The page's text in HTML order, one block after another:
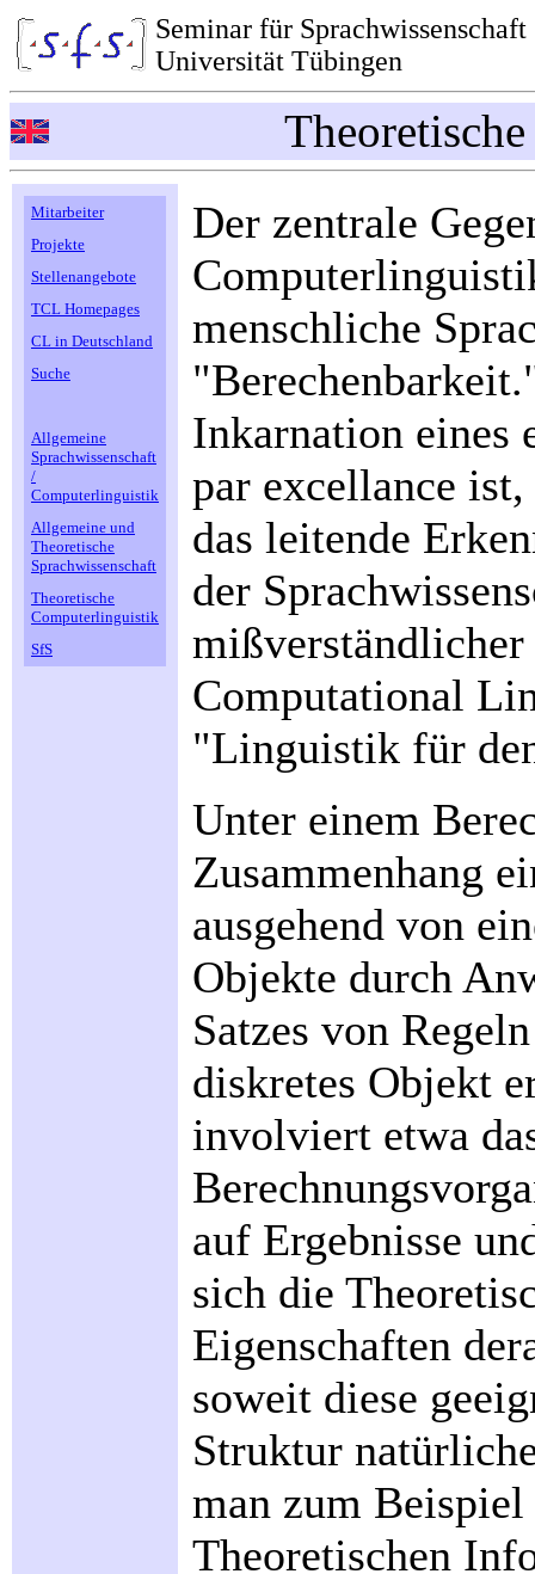
Seminar für Sprachwissenschaft
Universität Tübingen
Mitarbeiter
Projekte
Stellenangebote
TCL Homepages
CL in Deutschland
Suche
Allgemeine
Sprachwissenschaft
/
Computerlinguistik
Allgemeine und
Theoretische
Sprachwissenschaft
Theoretische
Computerlinguistik
SfS
Der zentrale
menschliche
Inkarnation eines
par excellance
das leitende
der
Computational
"Linguistik für
Unter einem
Zusammenhang
ausgehend von
Objekte durch
Satzes von
diskretes Objekt
involviert etwa
auf Ergebnisse
sich die
Eigenschaften
soweit diese
Struktur
man zum
Theoretischen